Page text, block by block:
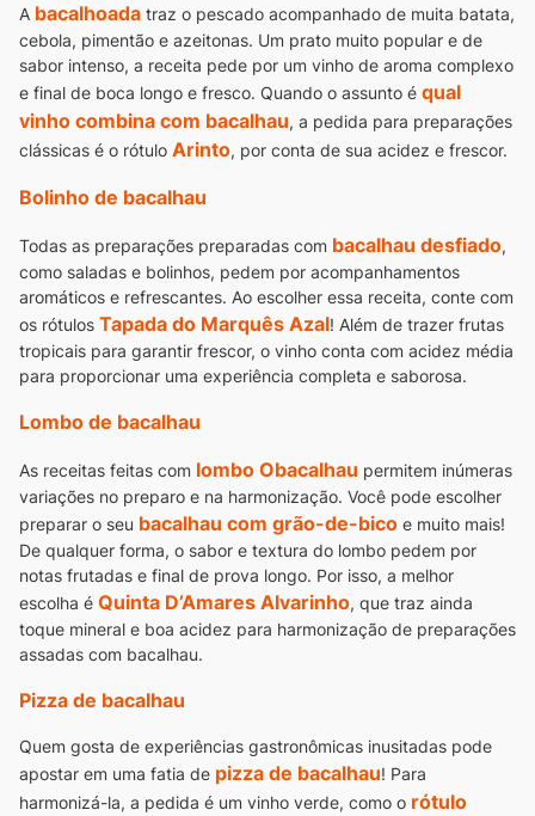
A bacalhoada traz o pescado acompanhado de muita batata,
cebola, pimentão e azeitonas. Um prato muito popular e de
sabor intenso, a receita pede por um vinho de aroma complexo
e final de boca longo e fresco. Quando o assunto é qual
vinho combina com bacalhau, a pedida para preparações
clássicas é o rótulo Arinto, por conta de sua acidez e frescor.
Bolinho de bacalhau
Todas as preparações preparadas com bacalhau desfiado,
como saladas e bolinhos, pedem por acompanhamentos
aromáticos e refrescantes. Ao escolher essa receita, conte com
os rótulos Tapada do Marquês Azal! Além de trazer frutas
tropicais para garantir frescor, o vinho conta com acidez média
para proporcionar uma experiência completa e saborosa.
Lombo de bacalhau
As receitas feitas com lombo Obacalhau permitem inúmeras
variações no preparo e na harmonização. Você pode escolher
preparar o seu bacalhau com grão-de-bico e muito mais!
De qualquer forma, o sabor e textura do lombo pedem por
notas frutadas e final de prova longo. Por isso, a melhor
escolha é Quinta D’Amares Alvarinho, que traz ainda
toque mineral e boa acidez para harmonização de preparações
assadas com bacalhau.
Pizza de bacalhau
Quem gosta de experiências gastronômicas inusitadas pode
apostar em uma fatia de pizza de bacalhau! Para
harmonizá-la, a pedida é um vinho verde, como o rótulo